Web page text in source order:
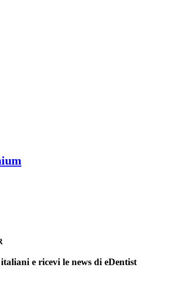
e ricevi le news di eDentist